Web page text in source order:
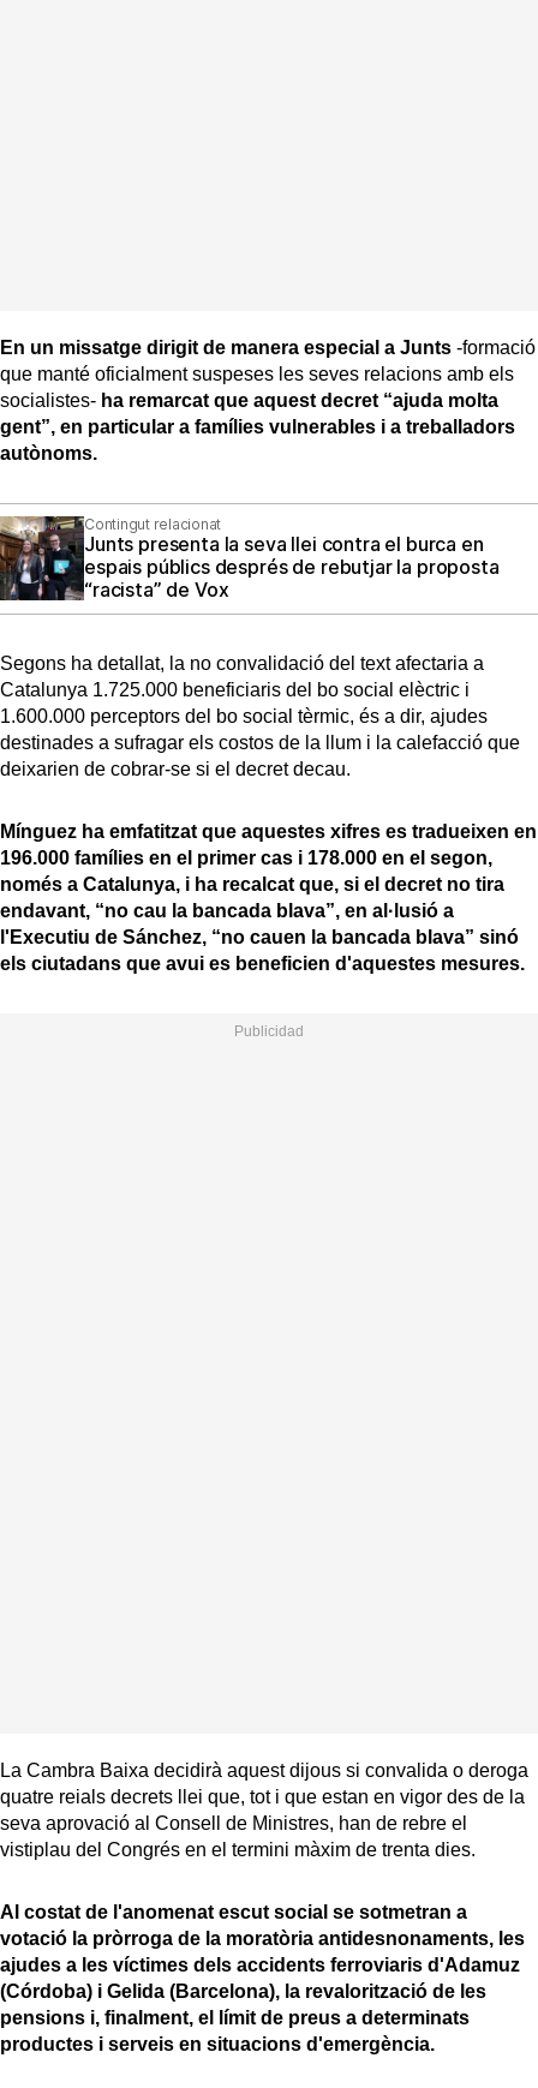
En un missatge dirigit de manera especial a Junts -formació
que manté oficialment suspeses les seves relacions amb els
socialistes- ha remarcat que aquest decret “ajuda molta
gent”, en particular a famílies vulnerables i a treballadors
autònoms.
Contingut relacionat
Junts presenta la seva llei contra el burca en
espais públics després de rebutjar la proposta
“racista” de Vox
Segons ha detallat, la no convalidació del text afectaria a
Catalunya 1.725.000 beneficiaris del bo social elèctric i
1.600.000 perceptors del bo social tèrmic, és a dir, ajudes
destinades a sufragar els costos de la llum i la calefacció que
deixarien de cobrar-se si el decret decau.
Mínguez ha emfatitzat que aquestes xifres es tradueixen en
196.000 famílies en el primer cas i 178.000 en el segon,
només a Catalunya, i ha recalcat que, si el decret no tira
endavant, “no cau la bancada blava”, en al·lusió a
l'Executiu de Sánchez, “no cauen la bancada blava” sinó
els ciutadans que avui es beneficien d'aquestes mesures.
La Cambra Baixa decidirà aquest dijous si convalida o deroga
quatre reials decrets llei que, tot i que estan en vigor des de la
seva aprovació al Consell de Ministres, han de rebre el
vistiplau del Congrés en el termini màxim de trenta dies.
Al costat de l'anomenat escut social se sotmetran a
votació la pròrroga de la moratòria antidesnonaments, les
ajudes a les víctimes dels accidents ferroviaris d'Adamuz
(Córdoba) i Gelida (Barcelona), la revalorització de les
pensions i, finalment, el límit de preus a determinats
productes i serveis en situacions d'emergència.